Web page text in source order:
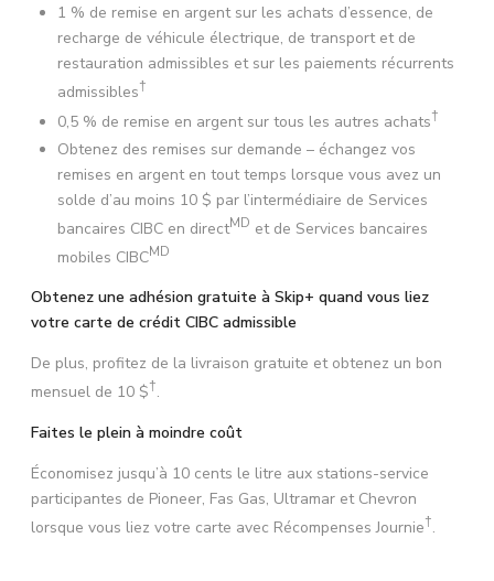
1 % de remise en argent sur les achats d’essence, de
recharge de véhicule électrique, de transport et de
restauration admissibles et sur les paiements récurrents
admissibles†
0,5 % de remise en argent sur tous les autres achats†
Obtenez des remises sur demande – échangez vos
remises en argent en tout temps lorsque vous avez un
solde d’au moins 10 $ par l’intermédiaire de Services
bancaires CIBC en directMD et de Services bancaires
mobiles CIBCMD
Obtenez une adhésion gratuite à Skip+ quand vous liez
votre carte de crédit CIBC admissible
De plus, profitez de la livraison gratuite et obtenez un bon
mensuel de 10 $†.
Faites le plein à moindre coût
Économisez jusqu’à 10 cents le litre aux stations-service
participantes de Pioneer, Fas Gas, Ultramar et Chevron
lorsque vous liez votre carte avec Récompenses Journie†.